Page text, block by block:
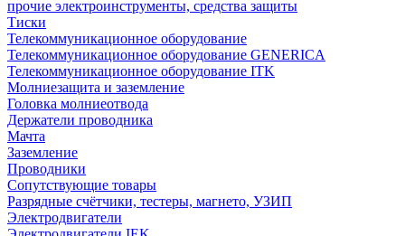
прочие электроинструменты, средства защиты
Тиски
Телекоммуникационное оборудование
Телекоммуникационное оборудование GENERICA
Телекоммуникационное оборудование ITK
Молниезащита и заземление
Головка молниеотвода
Держатели проводника
Мачта
Заземление
Проводники
Сопутствующие товары
Разрядные счётчики, тестеры, магнето, УЗИП
Электродвигатели